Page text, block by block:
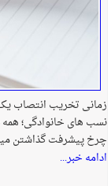
زمانی تخریب انتصاب
نسب های خانوادگی؛
چرخ پیشرفت گذاشتن
ادامه خبر...